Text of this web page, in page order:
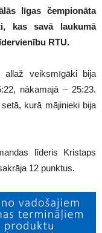
līgas čempionāta
kas savā laukumā
RTU.
veiksmīgāki bija
nākamajā – 25:23.
kurā mājinieki bija
līderis Kristaps
12 punktus.